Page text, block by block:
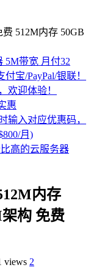
费 512M内存 50GB
内存
构 免费
views 2